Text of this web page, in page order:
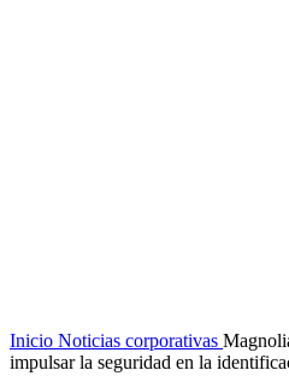
Inicio Noticias corporativas
impulsar la seguridad en la